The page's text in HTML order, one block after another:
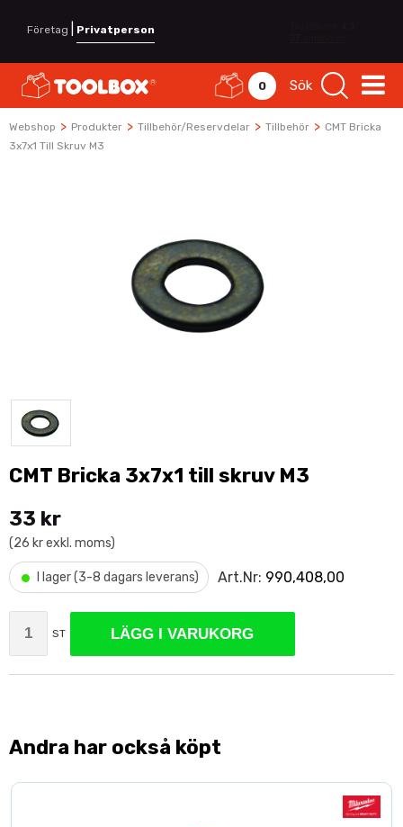
Företag Privatperson
0 Sök
Webshop > Produkter > Tillbehör/Reservdelar > Tillbehör > CMT Bricka
3x7x1 Till Skruv M3
CMT Bricka 3x7x1 till skruv M3
33 kr
(26 kr exkl. moms)
• I lager (3-8 dagars leverans) Art.Nr: 990,408,00
ST LÄGG I VARUKORG
Andra har också köpt